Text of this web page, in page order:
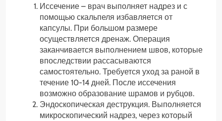
Иссечение – врач выполняет надрез и с
помощью скальпеля избавляется от
капсулы. При большом размере
осуществляется дренаж. Операция
заканчивается выполнением швов, которые
впоследствии рассасываются
самостоятельно. Требуется уход за раной в
течение 10-14 дней. После иссечения
возможно образование шрамов и рубцов.
Эндоскопическая деструкция. Выполняется
микроскопический надрез, через который